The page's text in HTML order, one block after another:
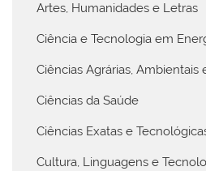
Artes, Humanidades e Letras
Ciência e Tecnologia em
Ciências Agrárias, Ambientais
Ciências da Saúde
Ciências Exatas e
Cultura, Linguagens e